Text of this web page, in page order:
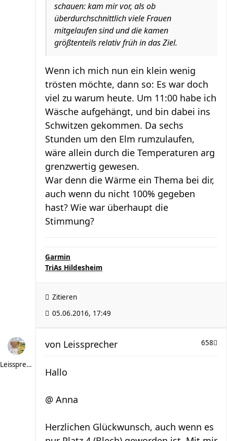
schauen: kam mir vor, als ob
überdurchschnittlich viele Frauen
mitgelaufen sind und die kamen
größtenteils relativ früh in das Ziel.
Wenn ich mich nun ein klein wenig
trösten möchte, dann so: Es war doch
viel zu warum heute. Um 11:00 habe ich
Wäsche aufgehängt, und bin dabei ins
Schwitzen gekommen. Da sechs
Stunden um den Elm rumzulaufen,
wäre allein durch die Temperaturen arg
grenzwertig gewesen.
War denn die Wärme ein Thema bei dir,
auch wenn du nicht 100% gegeben
hast? Wie war überhaupt die
Stimmung?
Garmin
TriAs Hildesheim
Zitieren
05.06.2016, 17:49
Leissprecher
658
von Leissprecher
Hallo
@ Anna
Herzlichen Glückwunsch, auch wenn es